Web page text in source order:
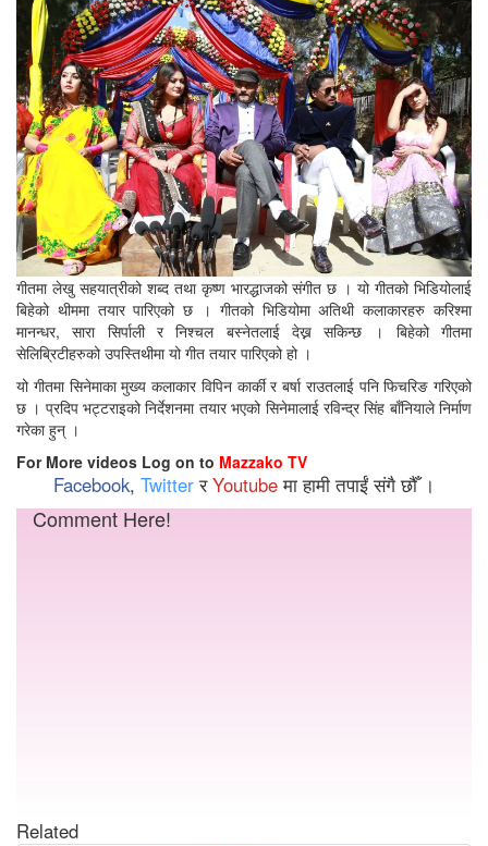
गीतमा लेखु सहयात्रीको शब्द तथा कृष्ण भारद्धाजको संगीत छ । यो गीतको भिडियोलाई
बिहेको थीममा तयार पारिएको छ । गीतको भिडियोमा अतिथी कलाकारहरु करिश्मा
मानन्धर, सारा सिर्पाली र निश्चल बस्नेतलाई देख्न सकिन्छ । बिहेको गीतमा
सेलिब्रिटीहरुको उपस्तिथीमा यो गीत तयार पारिएको हो ।
यो गीतमा सिनेमाका मुख्य कलाकार विपिन कार्की र बर्षा राउतलाई पनि फिचरिङ गरिएको
छ । प्रदिप भट्टराइको निर्देशनमा तयार भएको सिनेमालाई रविन्द्र सिंह बाँनियाले निर्माण
गरेका हुन् ।
For More videos Log on to Mazzako TV
Facebook, TwitterरYoutubeमा हामी तपाईं संगै छौँ ।
Comment Here!
Related